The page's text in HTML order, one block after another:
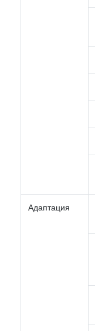
Адаптация